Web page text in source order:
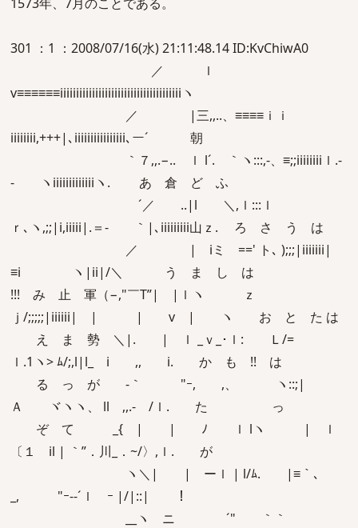
301 ：1 ：2008/07/16(水) 21:11:48.14 ID:KvChiwA0
／ ｌ
v≡≡≡≡≡≡iiiiiiiiiiiiiiiiiiiiiiiiiiiiiiiiiiiiiiヽ
／ |三,,..、≡≡≡≡ｉｉ
iiiiiiii,+++|､iiiiiiiiiiiiiiii､ー´ 朝
｀７,,.−.. ｌ l´. ｀ヽ:::,-、≡;;iiiiiiiiｌ.-
- ヽiiiiiiiiiiiiiヽ. あ 倉 ど ふ
´／ ..|l ＼,ｌ:::ｌ
ｒ､ヽ,;;|i,iiiii|.＝- ｀|､iiiiiiiii山ｚ. ろ さ う は
／ | iミ ==' ト､ );;;|iiiiiii|
≡i ヽ|ii|/＼ う ま し は
!!! み 止 軍（−,"￣T”| |ｌヽ ｚ
ｊ/;;;;;|iiiiii| | | v | ヽ お と た は
え ま 勢 ＼|. | ｌ _ｖ_･ｌ: Ｌ/=
ｌ.1ヽ> ﾑ/;,l|l_ i ,, i. か も !! は
る っ が -｀ "ｰ, ,、 ヽ::;|
Ａ ヾヽヽ、 ll ,,.- /ｌ. た っ
ぞ て _{ | | ﾉ ｌ lヽ | ｌ
〔１ il | ｀”．川_．~/〉,ｌ. が
ヽ＼| | ーｌ | l/ﾑ. |≡｀､
_, "ｰ--´ｌ ｰ |/|::| ！
__ヽ ニ ´" ｀｀